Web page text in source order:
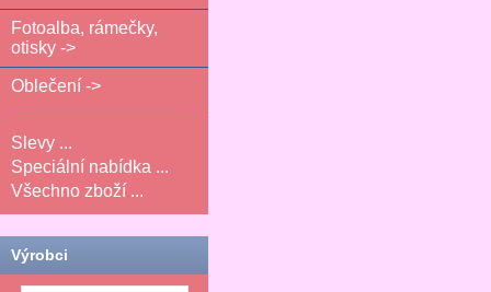
Fotoalba, rámečky,
otisky ->
Oblečení ->
Slevy ...
Speciální nabídka ...
Všechno zboží ...
Výrobci